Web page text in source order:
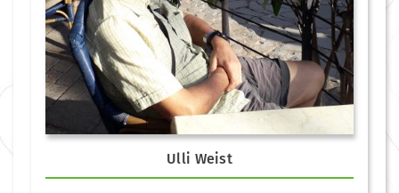
Ulli Weist